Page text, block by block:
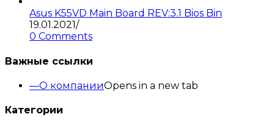
Asus K55VD Main Board REV:3.1 Bios Bin
19.01.2021/
0 Comments
Важные ссылки
О компанииOpens in a new tab
Категории